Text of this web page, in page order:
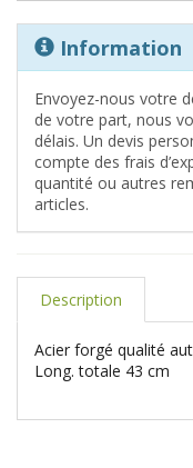
Information
Envoyez-nous votre
de votre part, nous
délais. Un devis
compte des frais
quantité ou autres
articles.
Description
Acier forgé qualité
Long. totale 43 cm